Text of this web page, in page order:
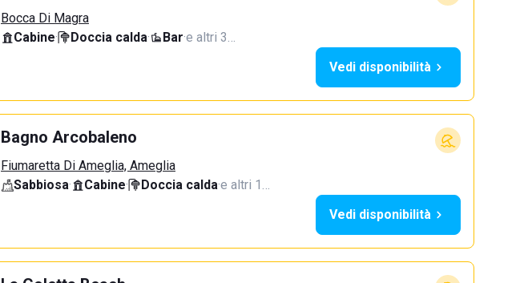
Bocca Di Magra
Cabine· Doccia calda· Bar·e altri 3…
Vedi disponibilità
Bagno Arcobaleno
Fiumaretta Di Ameglia, Ameglia
Sabbiosa· Cabine· Doccia calda·e altri 1…
Vedi disponibilità